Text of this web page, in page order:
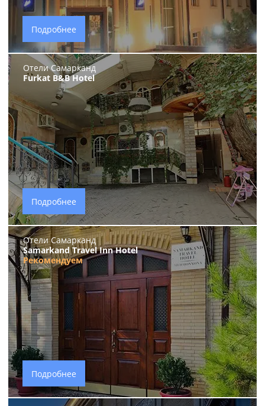
Подробнее
Отели Самарканд
Furkat B&B Hotel
Подробнее
Отели Самарканд
Samarkand Travel Inn Hotel
Рекомендуем
Подробнее